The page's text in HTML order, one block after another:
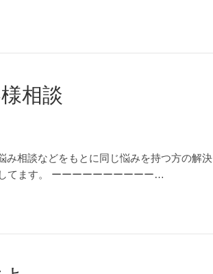
相談
み相談などをもとに同じ悩みを持つ方の解決
てます。 ーーーーーーーーーー…